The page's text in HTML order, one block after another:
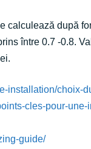
calculează după
între 0.7 -0.8.
installation/choix-
cles-pour-
guide/